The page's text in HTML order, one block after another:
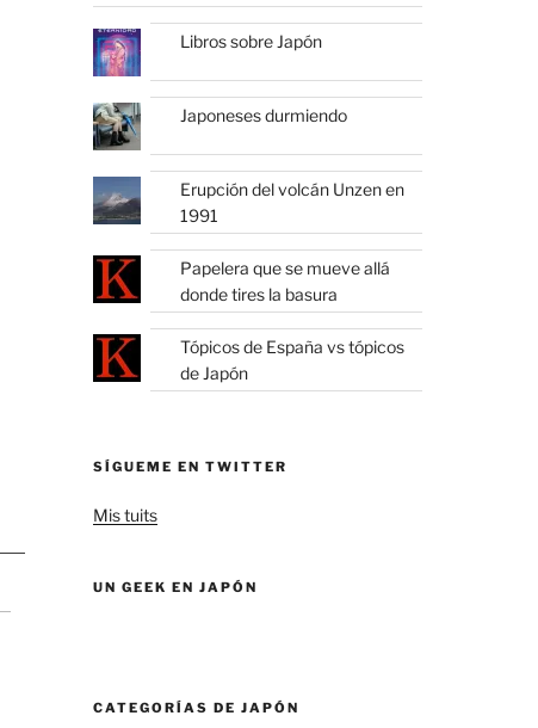
Libros sobre Japón
Japoneses durmiendo
Erupción del volcán Unzen en
1991
Papelera que se mueve allá
donde tires la basura
Tópicos de España vs tópicos
de Japón
SÍGUEME EN TWITTER
Mis tuits
UN GEEK EN JAPÓN
CATEGORÍAS DE JAPÓN